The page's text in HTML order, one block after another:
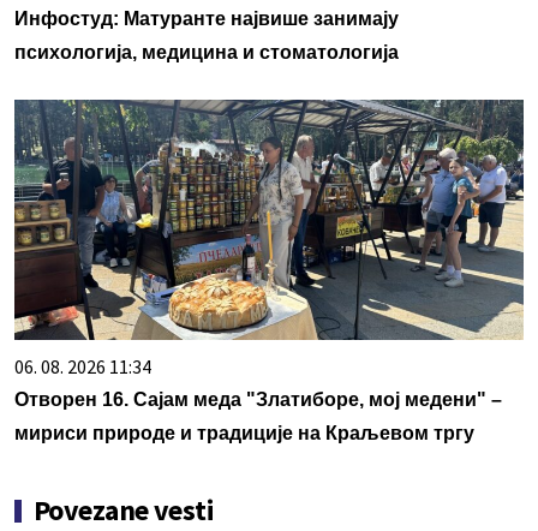
Инфостуд: Матуранте највише занимају
психологија, медицина и стоматологија
06. 08. 2026 11:34
Отворен 16. Сајам меда "Златиборе, мој медени" –
мириси природе и традиције на Краљевом тргу
Povezane vesti